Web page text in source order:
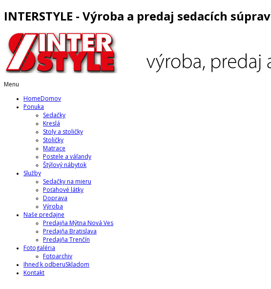
INTERSTYLE - Výroba a predaj sedacích súprav
Menu
HomeDomov
Ponuka
Sedačky
Kreslá
Stoly a stoličky
Stoličky
Matrace
Postele a váľandy
Štýlový nábytok
Služby
Sedačky na mieru
Poťahové látky
Doprava
Výroba
Naše predajne
Predajňa Mýtna Nová Ves
Predajňa Bratislava
Predajňa Trenčín
Fotogaléria
Fotoarchiv
Ihneď k odberuSkladom
Kontakt